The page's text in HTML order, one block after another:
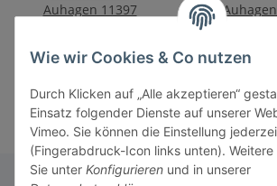
Auhagen 11397
Schmidtstraße 21/23
69,90 €
Wie wir Cookies & Co nutzen
Durch Klicken auf „Alle akzeptieren“
Einsatz folgender Dienste auf unserer
Vimeo. Sie können die Einstellung
(Fingerabdruck-Icon links unten).
Sie unter Konfigurieren und in unserer